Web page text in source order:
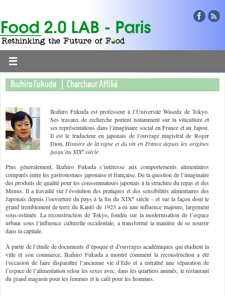
Ikuhiro Fukuda | Chercheur Affilié
Ikuhiro Fukuda est professeur à l’Université Waseda de Tokyo.
Ses travaux de recherche portent notamment sur la viticulture et
ses représentations dans l’imaginaire social en France et au Japon.
Il est le traducteur en japonais de l’ouvrage magistral de Roger
Dion, Histoire de la vigne et du vin en France depuis les origines
jusqu’au XIXe siècle.
Plus généralement, Ikuhiro Fukuda s’intéresse aux comportements alimentaires
comparés entre les gastronomies japonaise et française. De la question de l’imaginaire
des produits de qualité pour les consommateurs japonais à la structure du repas et des
Menus. Il a travaillé sur l’évolution des pratiques et des sensibilités alimentaires des
Japonais depuis l’ouverture du pays à la fin du XIXesiècle – et sur la façon dont le
grand tremblement de terre du Kantō de 1923 a eu une influence majeure, largement
sous-estimée. La reconstruction de Tokyo, fondée sur la modernisation de l’espace
urbain sous l’influence culturelle occidentale, a transformé la manière de se nourrir
dans la capitale.
À partir de l’étude de documents d’époque et d’ouvrages académiques qui étudient la
ville et son commerce, Ikuhiro Fukuda a montré comment la reconstruction a été
l’occasion de faire disparaître l’ancienne vie d’Edo et a entraîné une séparation de
l’espace de l’alimentation selon les sexes avec, dans les quartiers animés, le restaurant
du grand magasin pour les femmes et le café pour les hommes.